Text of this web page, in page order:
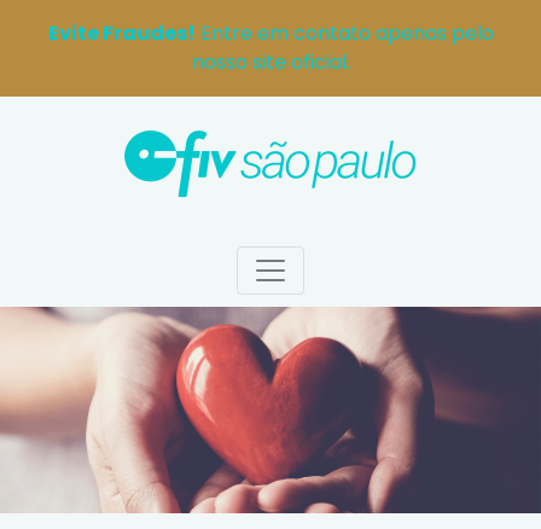
Evite Fraudes! Entre em contato apenas pelo
nosso site oficial.